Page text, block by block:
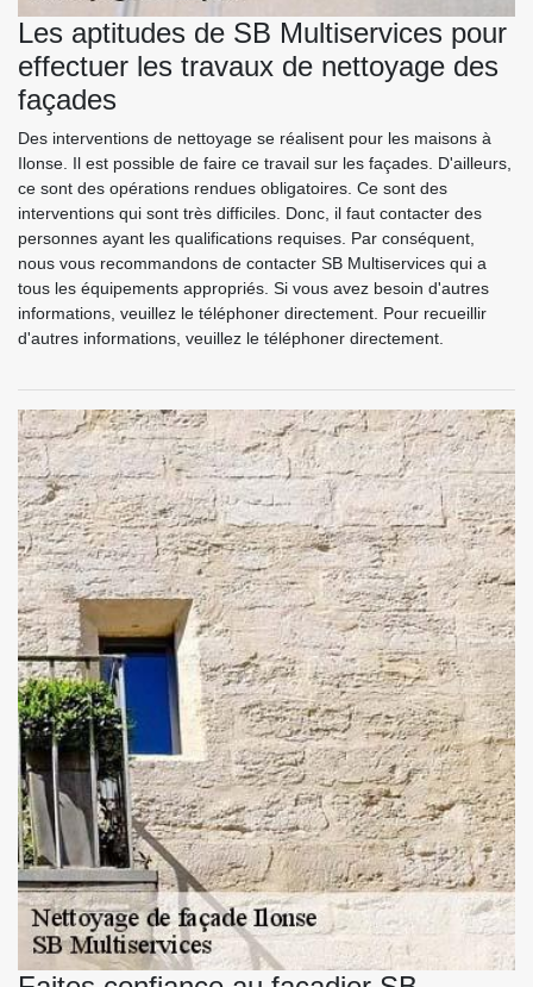
Les aptitudes de SB Multiservices pour
effectuer les travaux de nettoyage des
façades
Des interventions de nettoyage se réalisent pour les maisons à
Ilonse. Il est possible de faire ce travail sur les façades. D'ailleurs,
ce sont des opérations rendues obligatoires. Ce sont des
interventions qui sont très difficiles. Donc, il faut contacter des
personnes ayant les qualifications requises. Par conséquent,
nous vous recommandons de contacter SB Multiservices qui a
tous les équipements appropriés. Si vous avez besoin d'autres
informations, veuillez le téléphoner directement. Pour recueillir
d'autres informations, veuillez le téléphoner directement.